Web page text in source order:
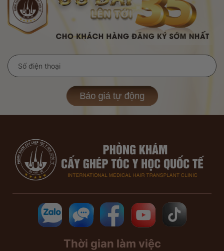
Báo giá tự động
Thời gian làm việc